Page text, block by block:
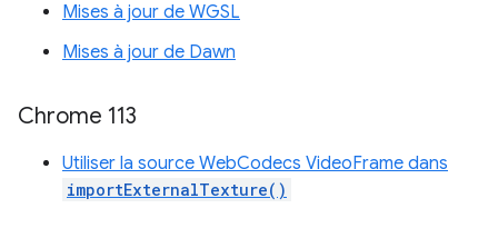
Mises à jour de WGSL
Mises à jour de Dawn
Chrome 113
Utiliser la source WebCodecs VideoFrame dans
importExternalTexture()